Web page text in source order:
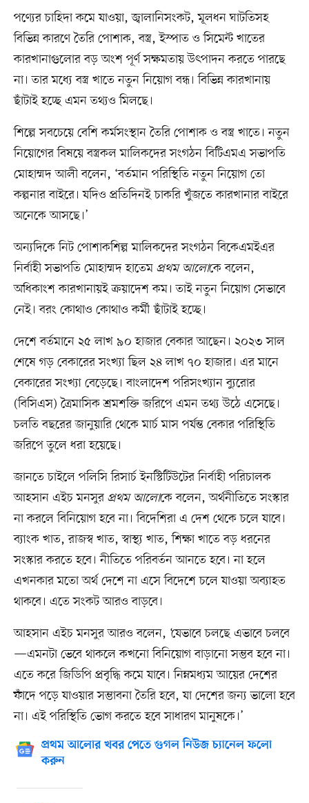
পণ্যের চাহিদা কমে যাওয়া, জ্বালানিসংকট, মূলধন ঘাটতিসহ
বিভিন্ন কারণে তৈরি পোশাক, বস্ত্র, ইস্পাত ও সিমেন্ট খাতের
কারখানাগুলোর বড় অংশ পূর্ণ সক্ষমতায় উৎপাদন করতে পারছে
না। তার মধ্যে বস্ত্র খাতে নতুন নিয়োগ বন্ধ। বিভিন্ন কারখানায়
ছাঁটাই হচ্ছে এমন তথ্যও মিলছে।
শিল্পে সবচেয়ে বেশি কর্মসংস্থান তৈরি পোশাক ও বস্ত্র খাতে। নতুন
নিয়োগের বিষয়ে বস্ত্রকল মালিকদের সংগঠন বিটিএমএ সভাপতি
মোহাম্মদ আলী বলেন, ‘বর্তমান পরিস্থিতি নতুন নিয়োগ তো
কল্পনার বাইরে। যদিও প্রতিদিনই চাকরি খুঁজতে কারখানার বাইরে
অনেকে আসছে।’
অন্যদিকে নিট পোশাকশিল্প মালিকদের সংগঠন বিকেএমইএর
নির্বাহী সভাপতি মোহাম্মদ হাতেম প্রথম আলোকে বলেন,
অধিকাংশ কারখানায়ই ক্রয়াদেশ কম। তাই নতুন নিয়োগ সেভাবে
নেই। বরং কোথাও কোথাও কর্মী ছাঁটাই হচ্ছে।
দেশে বর্তমানে ২৫ লাখ ৯০ হাজার বেকার আছেন। ২০২৩ সাল
শেষে গড় বেকারের সংখ্যা ছিল ২৪ লাখ ৭০ হাজার। এর মানে
বেকারের সংখ্যা বেড়েছে। বাংলাদেশ পরিসংখ্যান ব্যুরোর
(বিসিএস) ত্রৈমাসিক শ্রমশক্তি জরিপে এমন তথ্য উঠে এসেছে।
চলতি বছরের জানুয়ারি থেকে মার্চ মাস পর্যন্ত বেকার পরিস্থিতি
জরিপে তুলে ধরা হয়েছে।
জানতে চাইলে পলিসি রিসার্চ ইনস্টিটিউটের নির্বাহী পরিচালক
আহসান এইচ মনসুর প্রথম আলোকে বলেন, অর্থনীতিতে সংস্কার
না করলে বিনিয়োগ হবে না। বিদেশিরা এ দেশ থেকে চলে যাবে।
ব্যাংক খাত, রাজস্ব খাত, স্বাস্থ্য খাত, শিক্ষা খাতে বড় ধরনের
সংস্কার করতে হবে। নীতিতে পরিবর্তন আনতে হবে। না হলে
এখনকার মতো অর্থ দেশে না এসে বিদেশে চলে যাওয়া অব্যাহত
থাকবে। এতে সংকট আরও বাড়বে।
আহসান এইচ মনসুর আরও বলেন, ‘যেভাবে চলছে এভাবে চলবে
—এমনটা ভেবে থাকলে কখনো বিনিয়োগ বাড়ানো সম্ভব হবে না।
এতে করে জিডিপি প্রবৃদ্ধি কমে যাবে। নিম্নমধ্যম আয়ের দেশের
ফাঁদে পড়ে যাওয়ার সম্ভাবনা তৈরি হবে, যা দেশের জন্য ভালো হবে
না। এই পরিস্থিতি ভোগ করতে হবে সাধারণ মানুষকে।’
প্রথম আলোর খবর পেতে গুগল নিউজ চ্যানেল ফলো
করুন